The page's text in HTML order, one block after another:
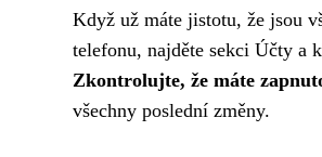
Když už máte jistotu, že jsou
telefonu, najděte sekci Účty a
Zkontrolujte, že máte
všechny poslední změny.